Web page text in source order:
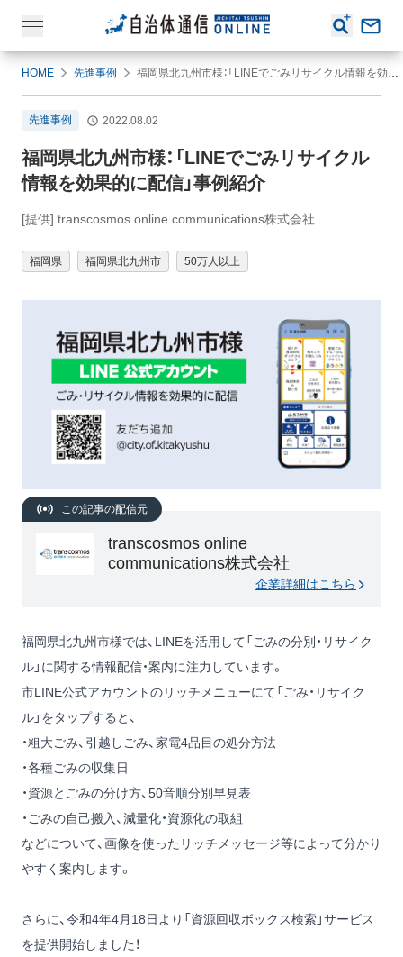
HOME 先進事例 福岡県北九州市様：「LINEでごみリサイクル情報を効果的に配信」事例紹介
先進事例 2022.08.02
福岡県北九州市様：「LINEでごみリサイクル
情報を効果的に配信」事例紹介
[提供] transcosmos online communications株式会社
福岡県 福岡県北九州市 50万人以上
この記事の配信元
transcosmos online
communications株式会社
企業詳細はこちら
福岡県北九州市様では、LINEを活用して「ごみの分別・リサイク
ル」に関する情報配信・案内に注力しています。
市LINE公式アカウントのリッチメニューにて「ごみ・リサイク
ル」をタップすると、
・粗大ごみ、引越しごみ、家電4品目の処分方法
・各種ごみの収集日
・資源とごみの分け方、50音順分別早見表
・ごみの自己搬入、減量化・資源化の取組
などについて、画像を使ったリッチメッセージ等によって分かり
やすく案内します。
さらに、令和4年4月18日より「資源回収ボックス検索」サービス
を提供開始しました！